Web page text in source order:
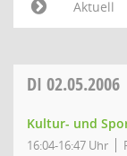
Aktuell
DI 02.05.2006
Kultur- und
16:04-16:47 Uhr